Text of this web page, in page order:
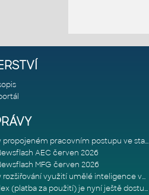
Bluebeam v propojeném pracovním postupu ve stavebnictví: Proč je int
AEC červen 2026
MFG červen 2026
Tři překážky rozšiřování využití umělé inteligence ve stavebním prům
Autodesk Flex (platba za použití) je nyní ještě dostupnější